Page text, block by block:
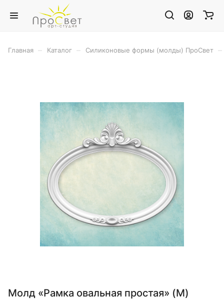
Главная Каталог Силиконовые формы (молды) ПроСвет
Молд «Рамка овальная простая» (M)